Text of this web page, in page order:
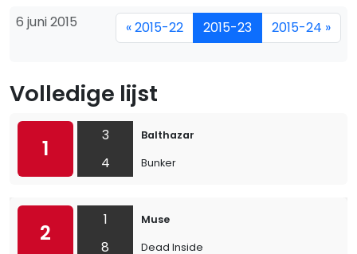
6 juni 2015 « 2015-22 2015-23 2015-24 »
Volledige lijst
1
3
4
Balthazar
Bunker
2
1
8
Muse
Dead Inside